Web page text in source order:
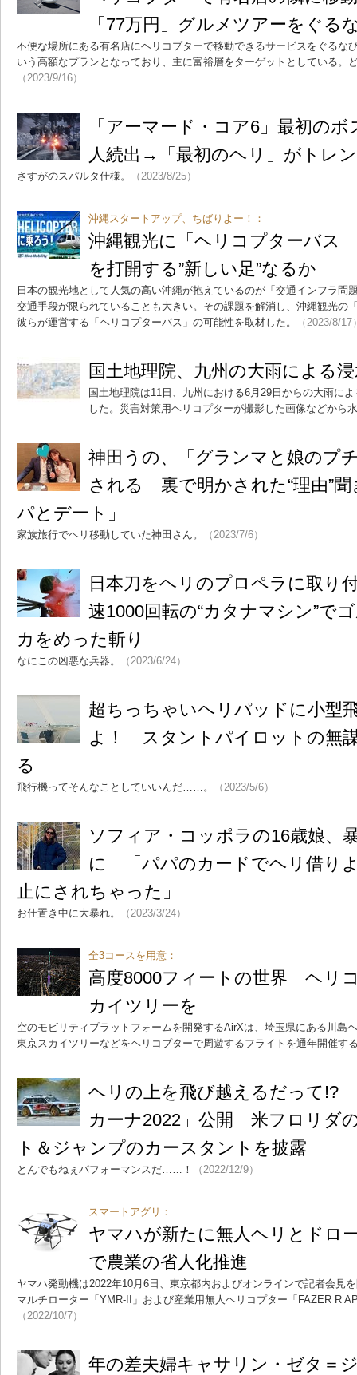
「77万円」グルメツアーをぐる
不便な場所にある有名店にヘリコプターで移動できるサービスをぐるな
いう高額なプランとなっており、主に富裕層をターゲットとしている。
（2023/9/16）
「アーマード・コア6」最初の
人続出→「最初のヘリ」がトレ
さすがのスパルタ仕様。 （2023/8/25）
沖縄スタートアップ、ちばりよー！：
沖縄観光に「ヘリコプターバス
を打開する”新しい足”なるか
日本の観光地として人気の高い沖縄が抱えているのが「交通インフラ問
交通手段が限られていることも大きい。その課題を解消し、沖縄観光の
彼らが運営する「ヘリコプターバス」の可能性を取材した。
（2023/8/17
国土地理院、九州の大雨による
国土地理院は11日、九州における6月29日からの大雨に
した。災害対策用ヘリコプターが撮影した画像などから
神田うの、「グランマと娘のプ
される 裏で明かされた“理由”
パとデート」
家族旅行でヘリ移動していた神田さん。 （2023/7/6）
日本刀をヘリのプロペラに取
速1000回転の“カタナマシン”で
カをめった斬り
なにこの凶悪な兵器。 （2023/6/24）
超ちっちゃいヘリパッドに小型
よ！ スタントパイロットの無
る
飛行機ってそんなことしていいんだ……。 （2023/5/6）
ソフィア・コッポラの16歳娘、
に 「パパのカードでヘリ借り
止にされちゃった」
お仕置き中に大暴れ。 （2023/3/24）
全3コースを用意：
高度8000フィートの世界 ヘリ
カイツリーを
空のモビリティプラットフォームを開発するAirXは、埼玉県にある川島
東京スカイツリーなどをヘリコプターで周遊するフライトを通年開催す
ヘリの上を飛び越えるだって!?
カーナ2022」公開 米フロリダ
ト＆ジャンプのカースタントを披露
とんでもねぇパフォーマンスだ……！ （2022/12/9）
スマートアグリ：
ヤマハが新たに無人ヘリとドロ
で農業の省人化推進
ヤマハ発動機は2022年10月6日、東京都内およびオンラインで記者会見
マルチローター「YMR-II」および産業用無人ヘリコプター「FAZER R
（2022/10/7）
年の差夫婦キャサリン・ゼタ＝